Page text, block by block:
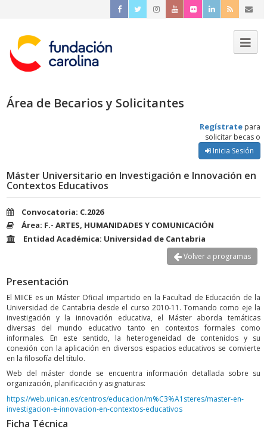
Área de Becarios y Solicitantes
Regístrate para
solicitar becas o
Inicia Sesión
Máster Universitario en Investigación e Innovación en
Contextos Educativos
Convocatoria: C.2026
Área: F.- ARTES, HUMANIDADES Y COMUNICACIÓN
Entidad Académica: Universidad de Cantabria
Volver a programas
Presentación
El MIICE es un Máster Oficial impartido en la Facultad de Educación de la
Universidad de Cantabria desde el curso 2010-11. Tomando como eje la
investigación y la innovación educativa, el Máster aborda temáticas
diversas del mundo educativo tanto en contextos formales como
informales. En este sentido, la heterogeneidad de contenidos y su
conexión con la aplicación en diversos espacios educativos se convierte
en la filosofía del título.
Web del máster donde se encuentra información detallada sobre su
organización, planificación y asignaturas:
https://web.unican.es/centros/educacion/m%C3%A1steres/master-en-
investigacion-e-innovacion-en-contextos-educativos
Ficha Técnica